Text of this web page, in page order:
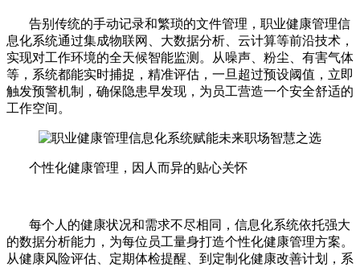
告别传统的手动记录和繁琐的文件管理，职业健康管理信
息化系统通过集成物联网、大数据分析、云计算等前沿技术，
实现对工作环境的全天候智能监测。从噪声、粉尘、有害气体
等，系统都能实时捕捉，精准评估，一旦超过预设阈值，立即
触发预警机制，确保隐患早发现，为员工营造一个安全舒适的
工作空间。
个性化健康管理，因人而异的贴心关怀
每个人的健康状况和需求不尽相同，信息化系统依托强大
的数据分析能力，为每位员工量身打造个性化健康管理方案。
从健康风险评估、定期体检提醒、到定制化健康改善计划，系